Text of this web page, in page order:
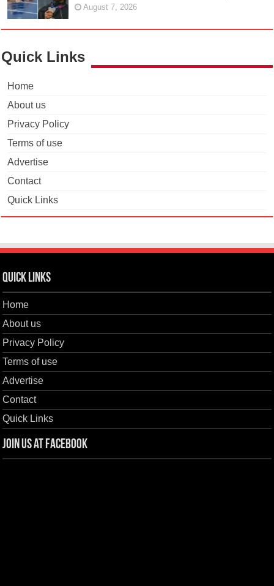
August 7, 2026
Quick Links
Home
About us
Privacy Policy
Terms of use
Advertise
Contact
Quick Links
Quick Links
Home
About us
Privacy Policy
Terms of use
Advertise
Contact
Quick Links
Join us at Facebook